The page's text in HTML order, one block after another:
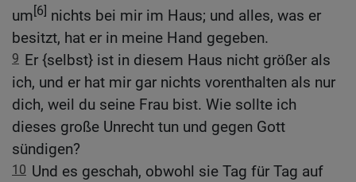
um[6] nichts bei mir im Haus; und alles, was er
besitzt, hat er in meine Hand gegeben.
9 Er {selbst} ist in diesem Haus nicht größer als
ich, und er hat mir gar nichts vorenthalten als nur
dich, weil du seine Frau bist. Wie sollte ich
dieses große Unrecht tun und gegen Gott
sündigen?
10 Und es geschah, obwohl sie Tag für Tag auf